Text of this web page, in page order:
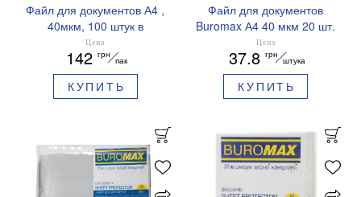
Файл для документов А4 ,
40мкм, 100 штук в
упаковке BUROMAX
BM.3805-y
Цена
142 грн
пак
КУПИТЬ
Файл для документов
Buromax А4 40 мкм 20 шт.
BM.3806
Цена
37.8 грн
штука
КУПИТЬ